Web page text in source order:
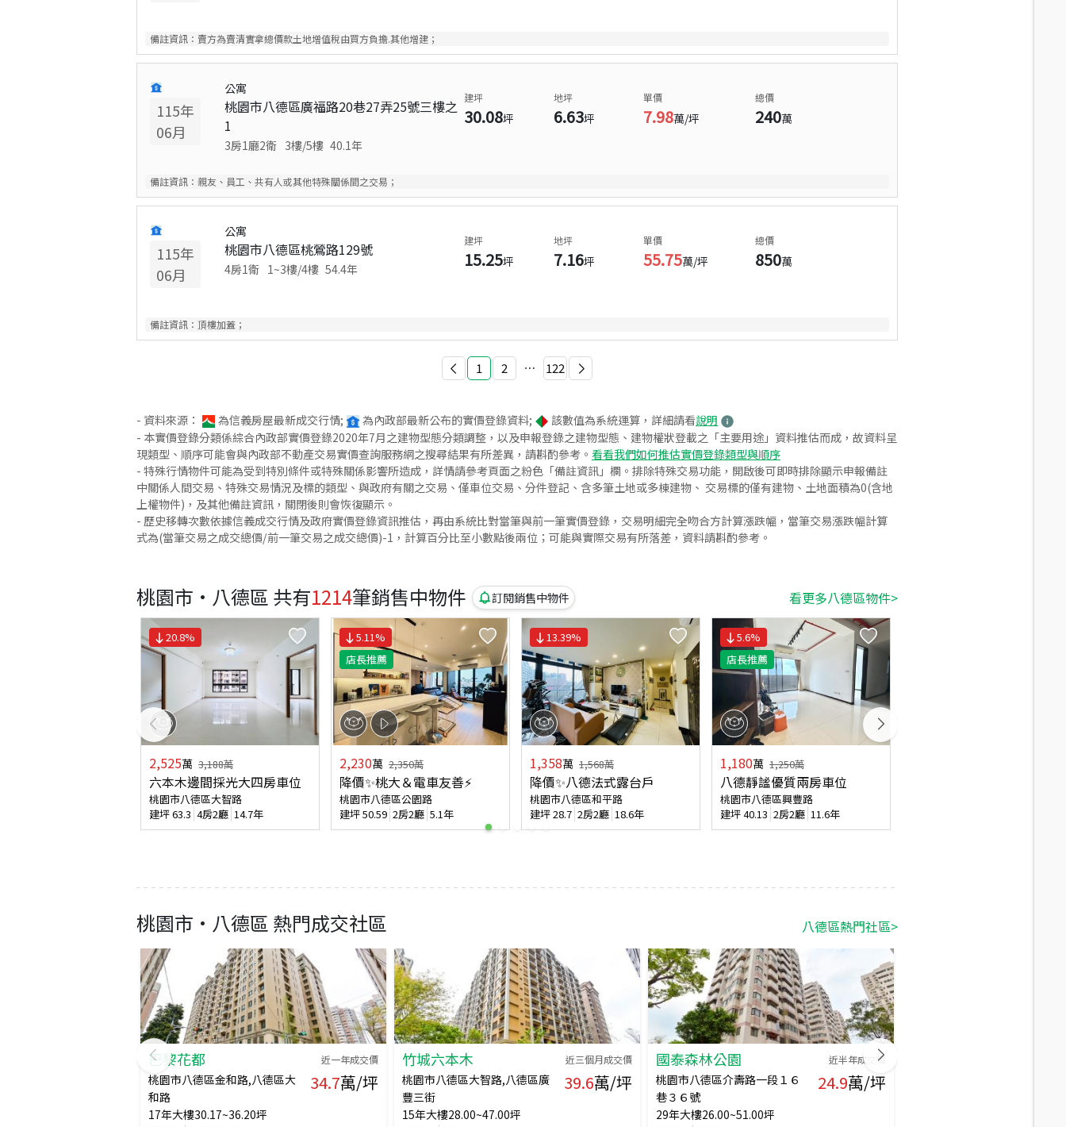
備註資訊： 賣方為賣清實拿總價款土地增值稅由買方負擔.其他增建；
115年
06月
公寓
桃園市八德區廣福路20巷27弄25號三樓之
1
3房1廳2衛 3樓/5樓 40.1年
建坪
30.08坪
地坪
6.63坪
單價
7.98萬/坪
總價
240萬
備註資訊： 親友、員工、共有人或其他特殊關係間之交易；
115年
06月
公寓
桃園市八德區桃鶯路129號
4房1衛 1~3樓/4樓 54.4年
建坪
15.25坪
地坪
7.16坪
單價
55.75萬/坪
總價
850萬
備註資訊： 頂樓加蓋；
1 2 ⋯ 122
- 資料來源： 為信義房屋最新成交行情; 為內政部最新公布的實價登錄資料; 該數值為系統運算，詳細請看說明
- 本實價登錄分類係綜合內政部實價登錄2020年7月之建物型態分類調整，以及申報登錄之建物型態、建物權狀登載之「主要用途」資料推估而成，故資料呈
現類型、順序可能會與內政部不動產交易實價查詢服務網之搜尋結果有所差異，請斟酌參考。 看看我們如何推估實價登錄類型與順序
- 特殊行情物件可能為受到特別條件或特殊關係影響所造成，詳情請參考頁面之粉色「備註資訊」欄。排除特殊交易功能，開啟後可即時排除顯示申報備註
中關係人間交易、特殊交易情況及標的類型、與政府有關之交易、僅車位交易、分件登記、含多筆土地或多棟建物、 交易標的僅有建物、土地面積為0(含地
上權物件)，及其他備註資訊，關閉後則會恢復顯示。
- 歷史移轉次數依據信義成交行情及政府實價登錄資訊推估，再由系統比對當筆與前一筆實價登錄，交易明細完全吻合方計算漲跌幅，當筆交易漲跌幅計算
式為(當筆交易之成交總價/前一筆交易之成交總價)-1，計算百分比至小數點後兩位；可能與實際交易有所落差，資料請斟酌參考。
桃園市·八德區 共有1214筆銷售中物件 訂閱銷售中物件 看更多八德區物件>
20.8%
2,525萬 3,188萬
六本木邊間採光大四房車位
桃園市八德區大智路
建坪63.3 4房2廳 14.7年
5.11%
店長推薦
2,230萬 2,350萬
降價✨桃大＆電車友善⚡
桃園市八德區公園路
建坪50.59 2房2廳 5.1年
13.39%
1,358萬 1,568萬
降價✨八德法式露台戶
桃園市八德區和平路
建坪28.7 2房2廳 18.6年
5.6%
店長推薦
1,180萬 1,250萬
八德靜謐優質兩房車位
桃園市八德區興豐路
建坪40.13 2房2廳 11.6年
桃園市 · 八德區 熱門成交社區 八德區熱門社區>
巴黎花都 近一年成交價
桃園市八德區金和路,八德區大
和路
17年大樓30.17~36.20坪
34.7萬/坪
竹城六本木 近三個月成交價
桃園市八德區大智路,八德區廣
豐三街
15年大樓28.00~47.00坪
39.6萬/坪
國泰森林公園 近半年成交價
桃園市八德區介壽路一段１６
巷３６號
29年大樓26.00~51.00坪
24.9萬/坪